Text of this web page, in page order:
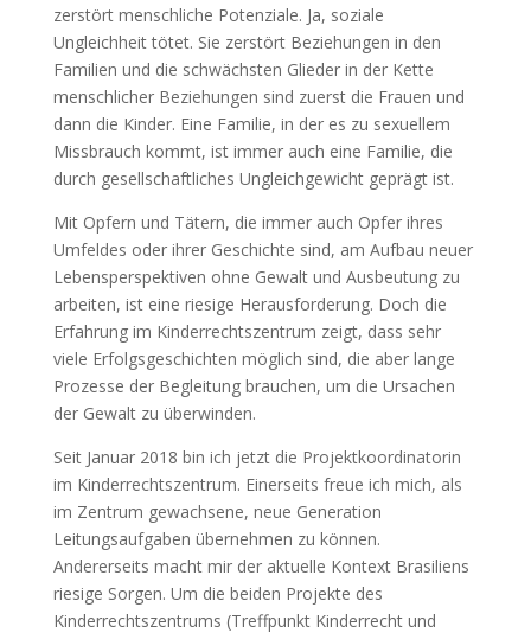
zerstört menschliche Potenziale. Ja, soziale
Ungleichheit tötet. Sie zerstört Beziehungen in den
Familien und die schwächsten Glieder in der Kette
menschlicher Beziehungen sind zuerst die Frauen und
dann die Kinder. Eine Familie, in der es zu sexuellem
Missbrauch kommt, ist immer auch eine Familie, die
durch gesellschaftliches Ungleichgewicht geprägt ist.
Mit Opfern und Tätern, die immer auch Opfer ihres
Umfeldes oder ihrer Geschichte sind, am Aufbau neuer
Lebensperspektiven ohne Gewalt und Ausbeutung zu
arbeiten, ist eine riesige Herausforderung. Doch die
Erfahrung im Kinderrechtszentrum zeigt, dass sehr
viele Erfolgsgeschichten möglich sind, die aber lange
Prozesse der Begleitung brauchen, um die Ursachen
der Gewalt zu überwinden.
Seit Januar 2018 bin ich jetzt die Projektkoordinatorin
im Kinderrechtszentrum. Einerseits freue ich mich, als
im Zentrum gewachsene, neue Generation
Leitungsaufgaben übernehmen zu können.
Andererseits macht mir der aktuelle Kontext Brasiliens
riesige Sorgen. Um die beiden Projekte des
Kinderrechtszentrums (Treffpunkt Kinderrecht und